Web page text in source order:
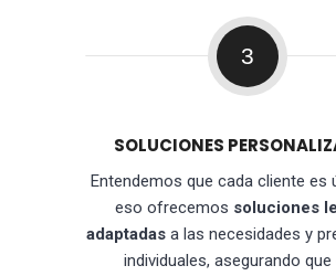
3
SOLUCIONES
Entendemos que cada cliente es
eso ofrecemos soluciones
adaptadasa las necesidades y
individuales, asegurando